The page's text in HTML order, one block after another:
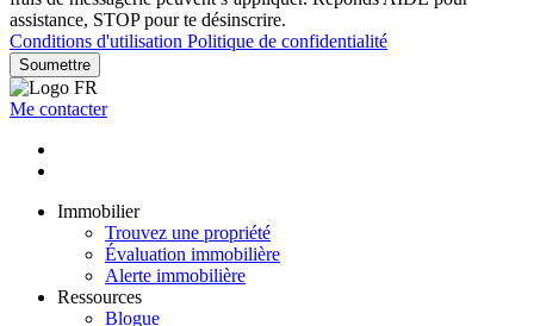
assistance, STOP pour te désinscrire.
Conditions d'utilisation Politique de confidentialité
Soumettre
Me contacter
Immobilier
Trouvez une propriété
Évaluation immobilière
Alerte immobilière
Ressources
Blogue